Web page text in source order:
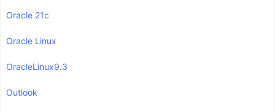
Oracle 21c
Oracle Linux
OracleLinux9.3
Outlook